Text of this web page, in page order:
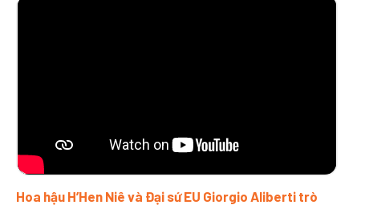
Hoa hậu H’Hen Niê và Đại sứ EU Giorgio Aliberti trò